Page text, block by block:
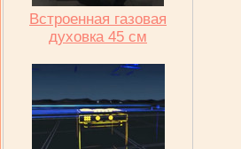
Встроенная газовая
духовка 45 см